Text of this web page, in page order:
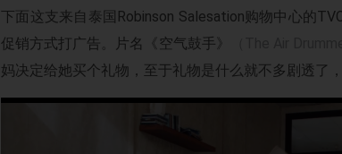
下面这支来自泰国Robinson Salesation购物中心的
促销方式打广告。片名《空气鼓手》
（The Air
妈决定给她买个礼物，至于礼物是什么就不多剧透了